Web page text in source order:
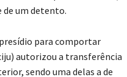
um detento.
para comportar
autorizou a transferência
sendo uma delas a de